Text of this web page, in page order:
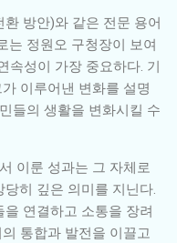
방안)와 같은 전문 용어
는 정원오 구청장이 보여
속성이 가장 중요하다. 기
이루어낸 변화를 설명
들의 생활을 변화시킬 수
이룬 성과는 그 자체로
히 깊은 의미를 지닌다.
연결하고 소통을 장려
통합과 발전을 이끌고